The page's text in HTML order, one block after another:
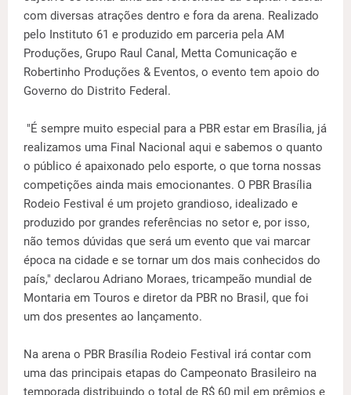
com diversas atrações dentro e fora da arena. Realizado
pelo Instituto 61 e produzido em parceria pela AM
Produções, Grupo Raul Canal, Metta Comunicação e
Robertinho Produções & Eventos, o evento tem apoio do
Governo do Distrito Federal.
"É sempre muito especial para a PBR estar em Brasília, já
realizamos uma Final Nacional aqui e sabemos o quanto
o público é apaixonado pelo esporte, o que torna nossas
competições ainda mais emocionantes. O PBR Brasília
Rodeio Festival é um projeto grandioso, idealizado e
produzido por grandes referências no setor e, por isso,
não temos dúvidas que será um evento que vai marcar
época na cidade e se tornar um dos mais conhecidos do
país," declarou Adriano Moraes, tricampeão mundial de
Montaria em Touros e diretor da PBR no Brasil, que foi
um dos presentes ao lançamento.
Na arena o PBR Brasília Rodeio Festival irá contar com
uma das principais etapas do Campeonato Brasileiro na
temporada distribuindo o total de R$ 60 mil em prêmios e